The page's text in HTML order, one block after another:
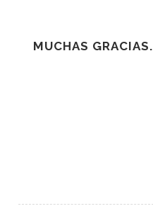
MUCHAS GRACIAS.